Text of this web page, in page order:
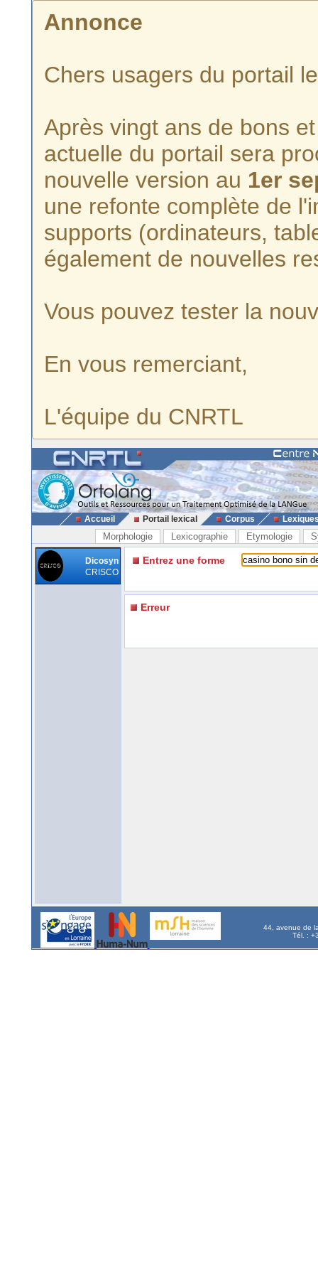
Annonce
Chers usagers du portail
Après vingt ans de bons
actuelle du portail sera
nouvelle version au 1er
une refonte complète de
supports (ordinateurs,
également de nouvelles
Vous pouvez tester la
En vous remerciant,
L'équipe du CNRTL
Accueil Portail lexical Corpus
Morphologie Lexicographie Etymologie
Dicosyn
CRISCO
Entrez une forme
Erreur
44, avenue de
Tél. :